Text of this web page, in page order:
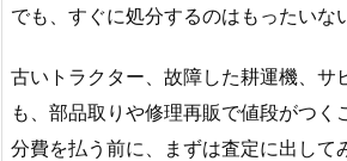
でも、すぐに処分するのはもったいな
古いトラクター、故障した耕運機、サ
も、部品取りや修理再販で値段がつく
分費を払う前に、まずは査定に出して